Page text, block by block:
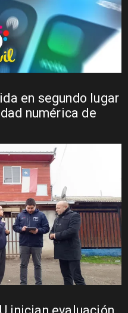
en segundo lugar
numérica de